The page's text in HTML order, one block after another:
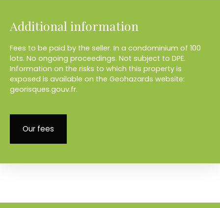
Additional information
Fees to be paid by the seller. In a condominium of 100
lots. No ongoing proceedings. Not subject to DPE.
Information on the risks to which this property is
exposed is available on the Geohazards website:
georisques.gouv.fr.
Our fees